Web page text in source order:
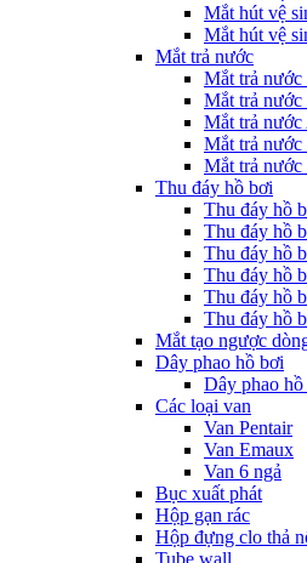
Mắt hút vệ
Mắt hút vệ
Mắt trả nước
Mắt trả nước
Mắt trả nước
Mắt trả nước
Mắt trả
Mắt trả
Thu đáy hồ bơi
Thu đáy hồ
Thu đáy hồ
Thu đáy hồ
Thu đáy hồ
Thu đáy hồ
Thu đáy hồ
Mắt tạo ngược
Dây phao hồ bơi
Dây phao
Các loại van
Van Pentair
Van Emaux
Van 6 ngả
Bục xuất phát
Hộp gạn rác
Hộp đựng clo thả
Tube wall